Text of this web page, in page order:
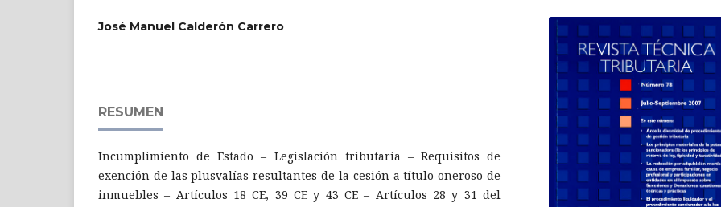
José Manuel Calderón Carrero
RESUMEN
Incumplimiento de Estado – Legislación tributaria – Requisitos de
exención de las plusvalías resultantes de la cesión a título oneroso de
inmuebles – Artículos 18 CE, 39 CE y 43 CE – Artículos 28 y 31 del